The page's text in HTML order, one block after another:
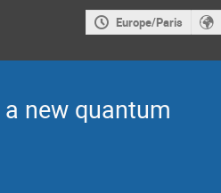
Europe/Paris
new quantum